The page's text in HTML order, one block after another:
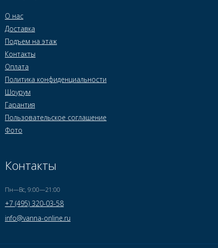
О нас
Доставка
Подъем на этаж
Контакты
Оплата
Политика конфиденциальности
Шоурум
Гарантия
Пользовательское соглашение
Фото
Контакты
Пн—Вс, 9:00—21:00
+7 (495) 320-03-58
info@vanna-online.ru